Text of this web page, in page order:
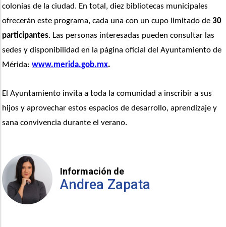
colonias de la ciudad. En total, diez bibliotecas municipales
ofrecerán este programa, cada una con un cupo limitado de 30
participantes. Las personas interesadas pueden consultar las
sedes y disponibilidad en la página oficial del Ayuntamiento de
Mérida: www.merida.gob.mx.
El Ayuntamiento invita a toda la comunidad a inscribir a sus
hijos y aprovechar estos espacios de desarrollo, aprendizaje y
sana convivencia durante el verano.
Información de
Andrea Zapata